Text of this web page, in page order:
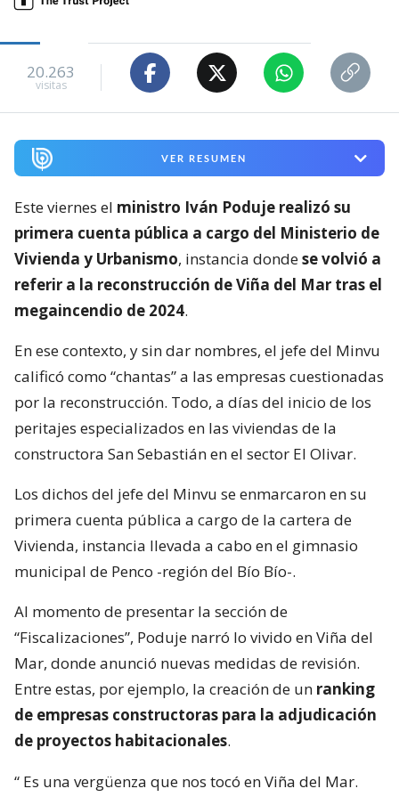
20.263
visitas
VER RESUMEN
Este viernes el ministro Iván Poduje realizó su
primera cuenta pública a cargo del Ministerio de
Vivienda y Urbanismo, instancia dondese volvió a
referir a la reconstrucción de Viña del Mar tras el
megaincendio de 2024.
En ese contexto, y sin dar nombres, el jefe del Minvu
calificó como “chantas” a las empresas cuestionadas
por la reconstrucción. Todo, a días del inicio de los
peritajes especializados en las viviendas de la
constructora San Sebastián en el sector El Olivar.
Los dichos del jefe del Minvu se enmarcaron en su
primera cuenta pública a cargo de la cartera de
Vivienda, instancia llevada a cabo en el gimnasio
municipal de Penco -región del Bío Bío-.
Al momento de presentar la sección de
“Fiscalizaciones”, Poduje narró lo vivido en Viña del
Mar, donde anunció nuevas medidas de revisión.
Entre estas, por ejemplo, la creación de un ranking
de empresas constructoras para la adjudicación
de proyectos habitacionales.
“ Es una vergüenza que nos tocó en Viña del Mar.